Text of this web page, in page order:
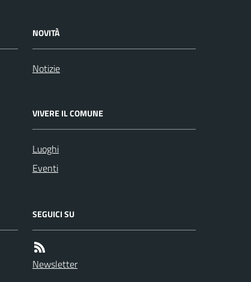
NOVITÀ
Notizie
VIVERE IL COMUNE
Luoghi
Eventi
SEGUICI SU
Newsletter